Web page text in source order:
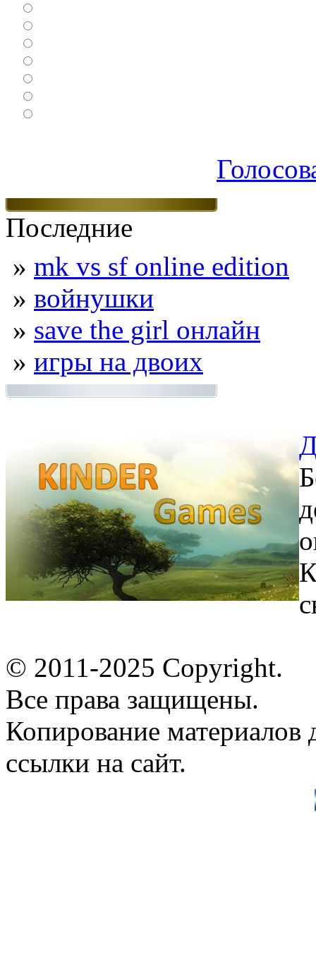
Последние
» mk vs sf online edition
» войнушки
» save the girl онлайн
» игры на двоих
© 2011-2025 Copyright.
Все права защищены.
Копирование материалов
ссылки на сайт.